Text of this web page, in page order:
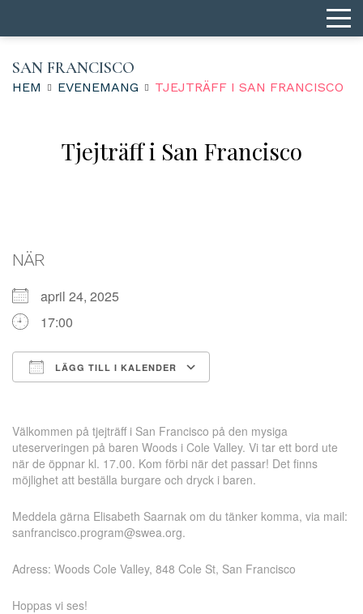
SAN FRANCISCO
HEM EVENEMANG TJEJTRÄFF I SAN FRANCISCO
Tjejträff i San Francisco
NÄR
april 24, 2025
17:00
LÄGG TILL I KALENDER
Välkommen på tjejträff i San Francisco på den mysiga
uteserveringen på baren Woods i Cole Valley. Vi tar ett bord ute
när de öppnar kl. 17.00. Kom förbi när det passar! Det finns
möjlighet att beställa burgare och dryck i baren.
Meddela gärna Elisabeth Saarnak om du tänker komma, via mail:
sanfrancisco.program@swea.org.
Adress: Woods Cole Valley, 848 Cole St, San Francisco
Hoppas vi ses!